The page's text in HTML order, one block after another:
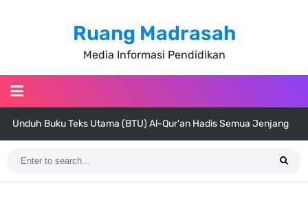
Ruang Madrasah
Media Informasi Pendidikan
Unduh Buku Teks Utama (BTU) Al-Qur'an Hadis Semua Jenjang